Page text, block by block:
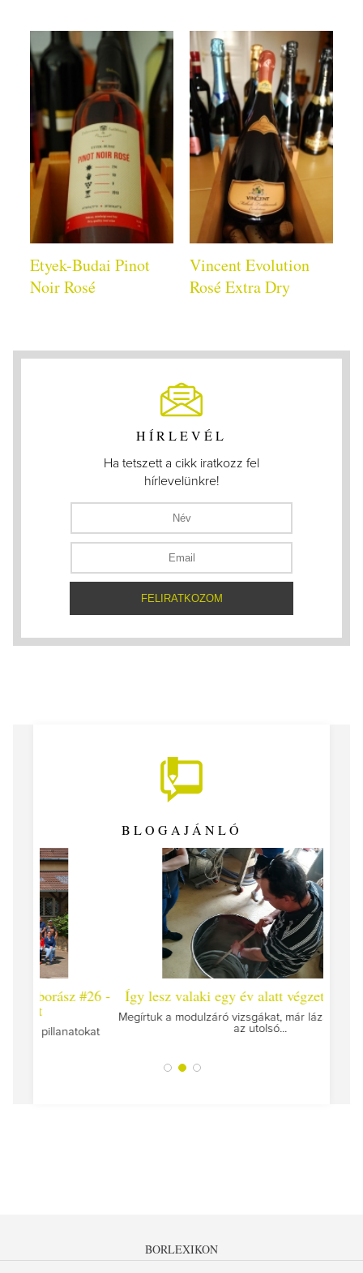
Etyek-Budai Pinot
Noir Rosé
Vincent Evolution
Rosé Extra Dry
HÍRLEVÉL
Ha tetszett a cikk iratkozz fel
hírlevelünkre!
BLOGAJÁNLÓ
Így lesz valaki egy év alatt végzett borász #25
Megírtuk a modulzáró vizsgákat, már lázasan készülünk
BORLEXIKON